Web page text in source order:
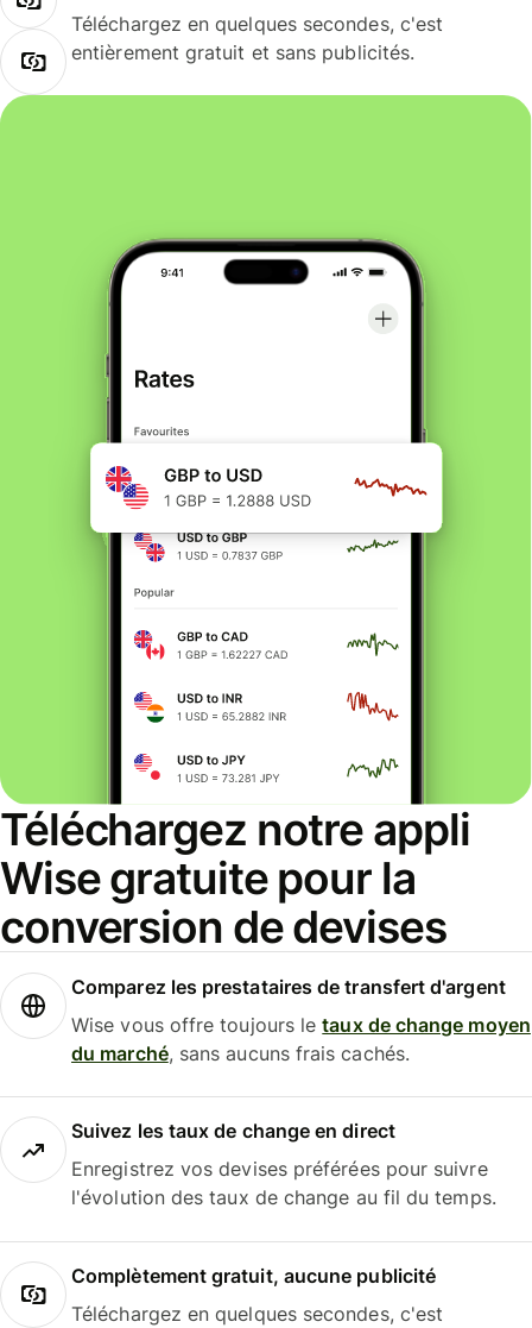
Téléchargez en quelques secondes, c'est
entièrement gratuit et sans publicités.
Téléchargez notre appli
Wise gratuite pour la
conversion de devises
Comparez les prestataires de transfert d'argent
Wise vous offre toujours letaux de change moyen
du marché, sans aucuns frais cachés.
Suivez les taux de change en direct
Enregistrez vos devises préférées pour suivre
l'évolution des taux de change au fil du temps.
Complètement gratuit, aucune publicité
Téléchargez en quelques secondes, c'est